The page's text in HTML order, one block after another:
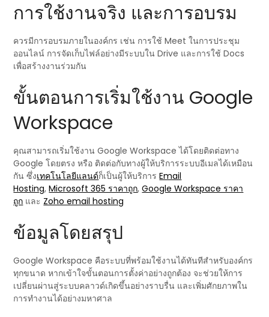
การใช้งานจริง และการอบรม
ควรมีการอบรมภายในองค์กร เช่น การใช้ Meet ในการประชุม
ออนไลน์ การจัดเก็บไฟล์อย่างมีระบบใน Drive และการใช้ Docs
เพื่อสร้างงานร่วมกัน
ขั้นตอนการเริ่มใช้งาน Google
Workspace
คุณสามารถเริ่มใช้งาน Google Workspace ได้โดยติดต่อทาง
Google โดยตรง หรือ ติดต่อกับทางผู้ให้บริการระบบอีเมลได้เหมือน
กัน ซึ่งเทคโนโลยีแลนด์ก็เป็นผู้ให้บริการEmail
Hosting,Microsoft 365 ราคาถูก,Google Workspace ราคา
ถูก และ Zoho email hosting
ข้อมูลโดยสรุป
Google Workspace คือระบบที่พร้อมใช้งานได้ทันทีสำหรับองค์กร
ทุกขนาด หากเข้าใจขั้นตอนการตั้งค่าอย่างถูกต้อง จะช่วยให้การ
เปลี่ยนผ่านสู่ระบบคลาวด์เกิดขึ้นอย่างราบรื่น และเพิ่มศักยภาพใน
การทำงานได้อย่างมหาศาล